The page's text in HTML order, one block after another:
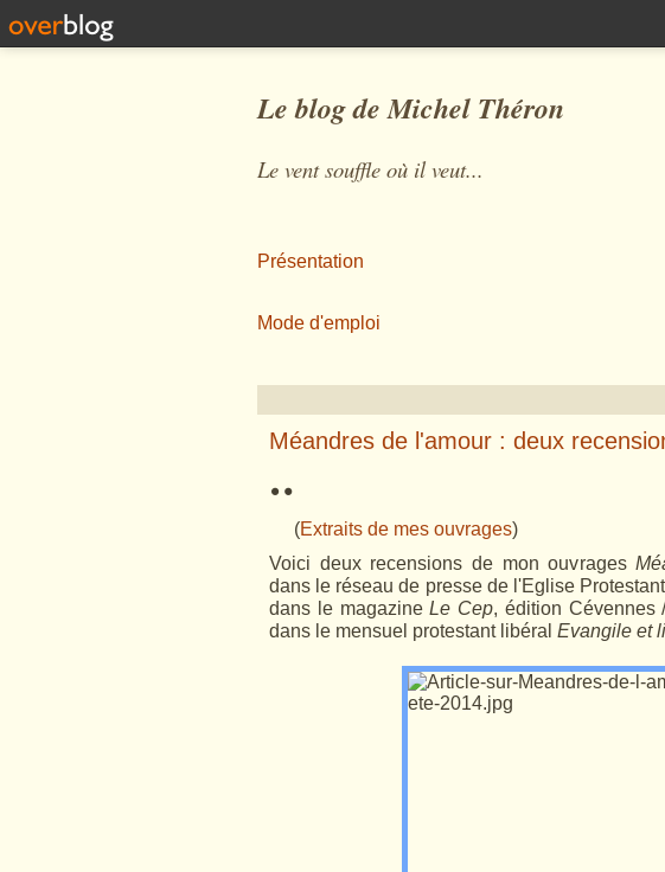
Le blog de Michel Théron
Le vent souffle où il veut...
Présentation
Mode d'emploi
Méandres de l'amour : deux
¨(Extraits de mes ouvrages)
Voici deux recensions de mon ouvrages
dans le réseau de presse de l'Eglise
dans le magazineLe Cep, édition Cévennes
dans le mensuel protestant libéral Evangile et